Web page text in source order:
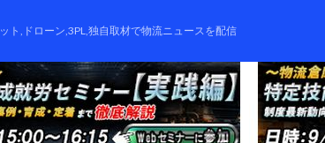
ト,ドローン,3PL,独自取材で物流ニュースを配信